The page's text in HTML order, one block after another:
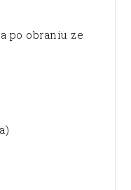
po obraniu ze